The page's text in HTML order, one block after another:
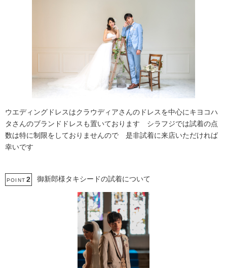
ウエディングドレスはクラウディアさんのドレスを中心にキヨコハ
タさんのブランドドレスも置いております シラフジでは試着の点
数は特に制限をしておりませんので 是非試着に来店いただければ
幸いです
POINT 2 御新郎様タキシードの試着について